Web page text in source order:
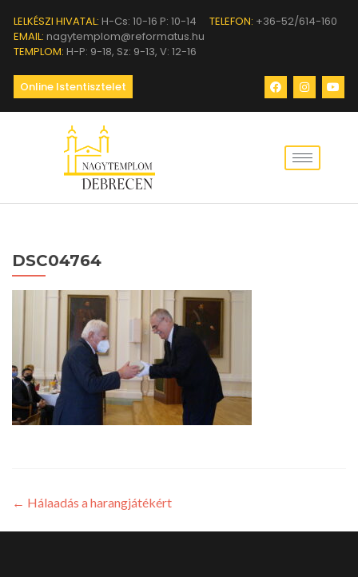
LELKÉSZI HIVATAL: H-Cs: 10-16 P: 10-14 TELEFON: +36-52/614-160
EMAIL: nagytemplom@reformatus.hu
TEMPLOM: H-P: 9-18, Sz: 9-13, V: 12-16
Online Istentisztelet
DSC04764
← Hálaadás a harangjátékért